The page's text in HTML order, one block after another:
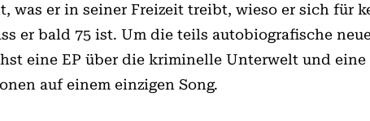
er in seiner Freizeit treibt, wieso er sich für
er bald 75 ist. Um die teils autobiografische
eine EP über die kriminelle Unterwelt und eine
auf einem einzigen Song.